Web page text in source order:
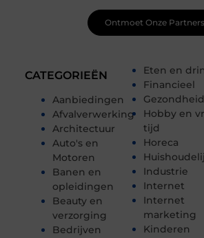
CATEGORIEËN
Aanbiedingen
Afvalverwerking
Architectuur
Auto's en
Motoren
Banen en
opleidingen
Beauty en
verzorging
Bedrijven
Eten en
Financieel
Gezondheid
Hobby en
tijd
Horeca
Industrie
Internet
Internet
marketing
Kinderen
Ontmoet Onze Partners